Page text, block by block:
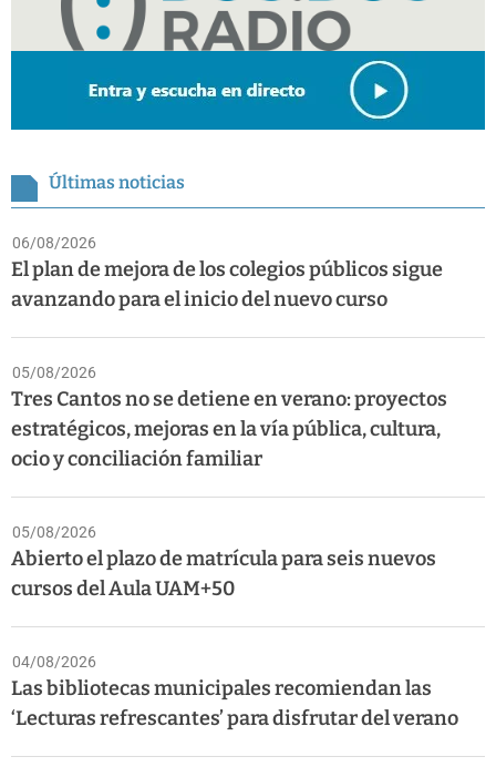
Últimas noticias
06/08/2026
El plan de mejora de los colegios públicos sigue
avanzando para el inicio del nuevo curso
05/08/2026
Tres Cantos no se detiene en verano: proyectos
estratégicos, mejoras en la vía pública, cultura,
ocio y conciliación familiar
05/08/2026
Abierto el plazo de matrícula para seis nuevos
cursos del Aula UAM+50
04/08/2026
Las bibliotecas municipales recomiendan las
‘Lecturas refrescantes’ para disfrutar del verano